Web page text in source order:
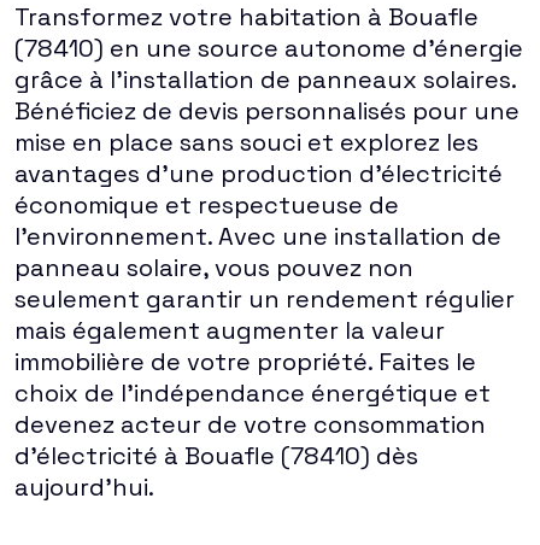
Transformez votre habitation à Bouafle
(78410) en une source autonome d'énergie
grâce à l'installation de panneaux solaires.
Bénéficiez de devis personnalisés pour une
mise en place sans souci et explorez les
avantages d'une production d'électricité
économique et respectueuse de
l'environnement. Avec une installation de
panneau solaire, vous pouvez non
seulement garantir un rendement régulier
mais également augmenter la valeur
immobilière de votre propriété. Faites le
choix de l'indépendance énergétique et
devenez acteur de votre consommation
d'électricité à Bouafle (78410) dès
aujourd'hui.